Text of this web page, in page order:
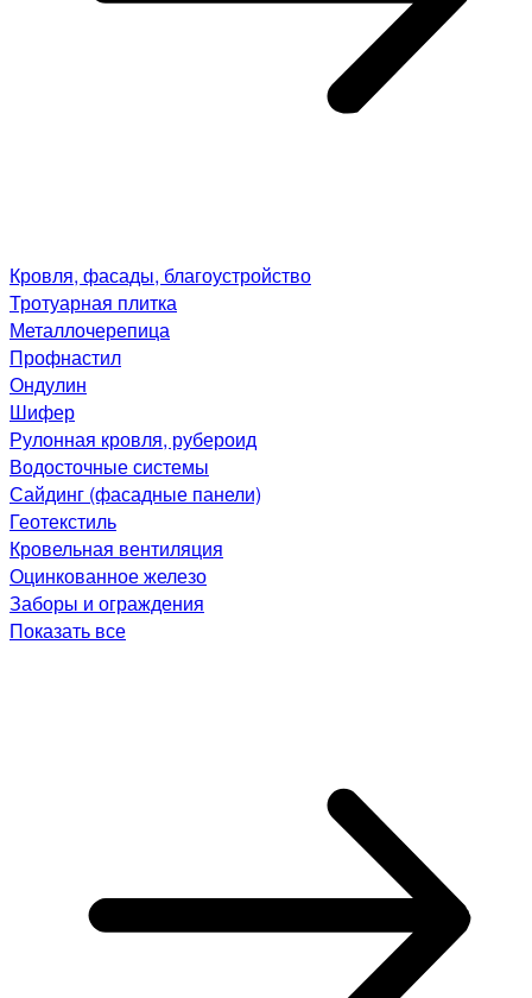
Кровля, фасады, благоустройство
Тротуарная плитка
Металлочерепица
Профнастил
Ондулин
Шифер
Рулонная кровля, рубероид
Водосточные системы
Сайдинг (фасадные панели)
Геотекстиль
Кровельная вентиляция
Оцинкованное железо
Заборы и ограждения
Показать все